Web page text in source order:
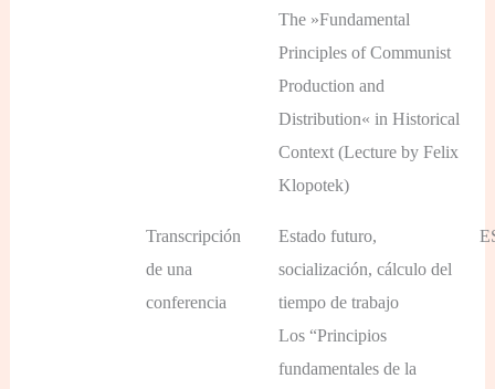
The »Fundamental
Principles of Communist
Production and
Distribution« in Historical
Context (Lecture by Felix
Klopotek)
Transcripción
de una
conferencia
Estado futuro,
socialización, cálculo del
tiempo de trabajo
Los “Principios
fundamentales de la